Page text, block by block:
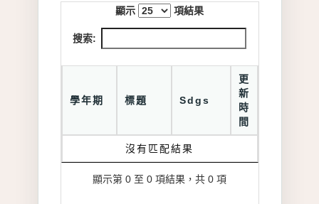
顯示 項結果
搜索:
學年期 標題 Sdgs
更
新
時
間
沒有匹配結果
顯示第 0 至 0 項結果，共 0 項